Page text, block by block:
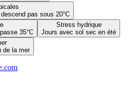
pas sous 20°C
35°C
Stress hydrique
Jours avec sol sec en été
de la mer